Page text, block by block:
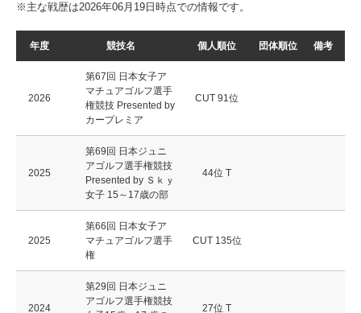
※主な戦歴は2026年06月19日時点での情報です。
年度 競技名 個人順位 団体順位 備考
2026
第67回 日本女子ア
マチュアゴルフ選手
権競技 Presented by
カープレミア
CUT 91位
2025
第69回 日本ジュニ
アゴルフ選手権競技
Presented by Ｓｋｙ
女子 15～17歳の部
44位 T
2025
第66回 日本女子ア
マチュアゴルフ選手
権
CUT 135位
2024
第29回 日本ジュニ
アゴルフ選手権競技
27位 T